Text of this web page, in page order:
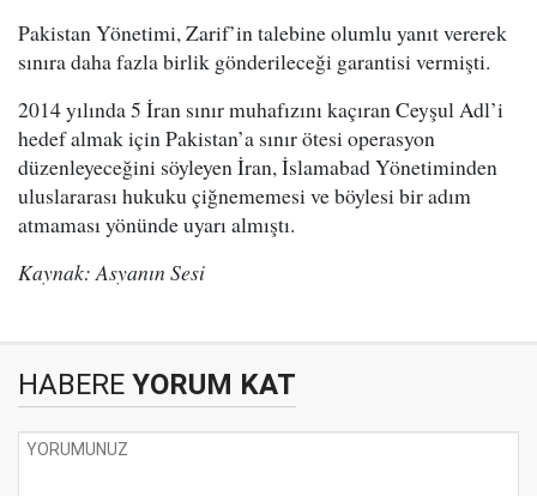
Pakistan Yönetimi, Zarif’in talebine olumlu yanıt vererek
sınıra daha fazla birlik gönderileceği garantisi vermişti.
2014 yılında 5 İran sınır muhafızını kaçıran Ceyşul Adl’i
hedef almak için Pakistan’a sınır ötesi operasyon
düzenleyeceğini söyleyen İran, İslamabad Yönetiminden
uluslararası hukuku çiğnememesi ve böylesi bir adım
atmaması yönünde uyarı almıştı.
Kaynak: Asyanın Sesi
HABERE YORUM KAT